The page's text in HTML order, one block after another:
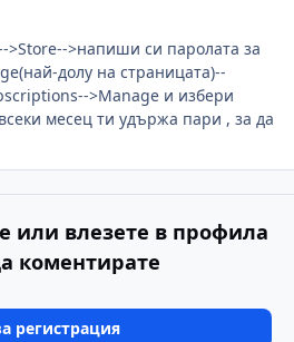
>напиши си паролата за
долу на страницата)--
>Manage и избери
месец ти удържа пари , за да
или влезете в профила
коментирате
регистрация